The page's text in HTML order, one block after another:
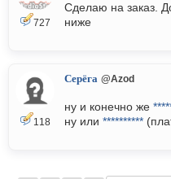
727
Сделаю на заказ.
ниже
118
Серёга @Azod
ну и конечно же
ну или **********